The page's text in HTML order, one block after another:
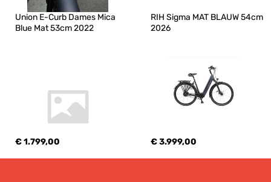
Union E-Curb Dames Mica
Blue Mat 53cm 2022
€ 1.799,00
RIH Sigma MAT BLAUW 54cm
2026
€ 3.999,00